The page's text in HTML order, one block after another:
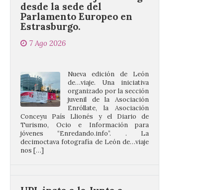
7 Ago 2026
juvenil de la Asociación
Enróllate, la Asociación
Conceyu País Llionés y el Diario de
Turismo, Ocio e Información para
jóvenes “Enredando.info”. . La
decimoctava fotografía de León de…viaje
nos […]
castillo del Asmesnal, un